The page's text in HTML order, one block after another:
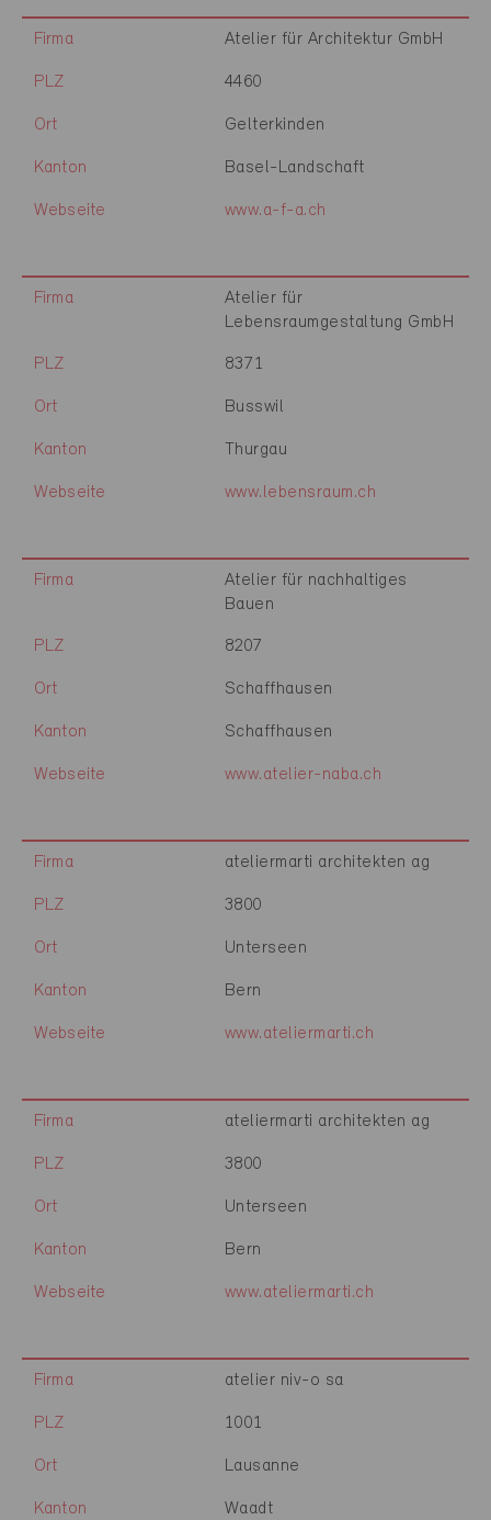
Firma Atelier für Architektur GmbH
PLZ 4460
Ort Gelterkinden
Kanton Basel-Landschaft
Webseite www.a-f-a.ch
Firma
Atelier für
Lebensraumgestaltung GmbH
PLZ 8371
Ort Busswil
Kanton Thurgau
Webseite www.lebensraum.ch
Firma
Atelier für nachhaltiges
Bauen
PLZ 8207
Ort Schaffhausen
Kanton Schaffhausen
Webseite www.atelier-naba.ch
Firma ateliermarti architekten ag
PLZ 3800
Ort Unterseen
Kanton Bern
Webseite www.ateliermarti.ch
Firma ateliermarti architekten ag
PLZ 3800
Ort Unterseen
Kanton Bern
Webseite www.ateliermarti.ch
Firma atelier niv-o sa
PLZ 1001
Ort Lausanne
Kanton Waadt